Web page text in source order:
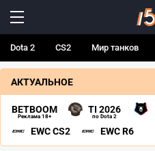
Dota 2 CS2 Мир танков
АКТУАЛЬНОЕ
BETBOOM
Реклама 18+
TI 2026
по Dota 2
EWC CS2 EWC R6